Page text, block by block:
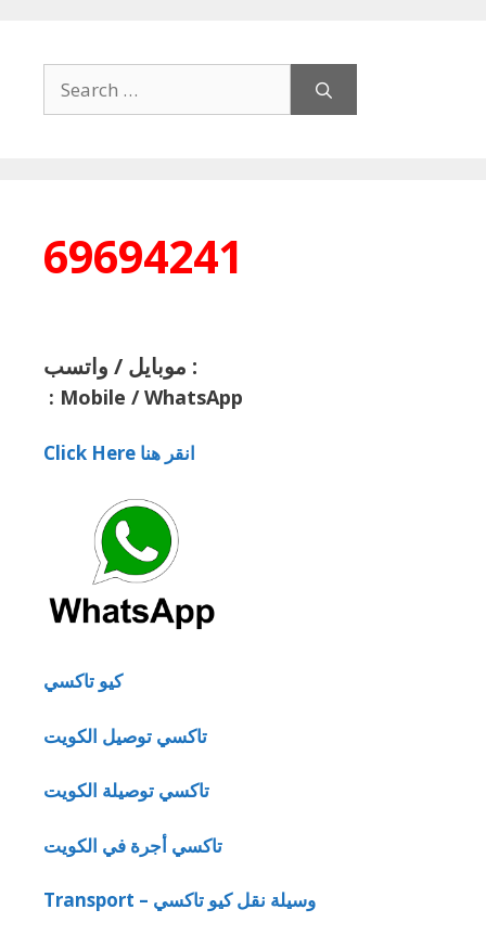
for:
69694241
موبايل / واتسب :
: Mobile / WhatsApp
Click Here انقر هنا
كيو تاكسي
تاكسي توصيل الكويت
تاكسي توصيلة الكويت
تاكسي أجرة في الكويت
Transport – وسيلة نقل كيو تاكسي